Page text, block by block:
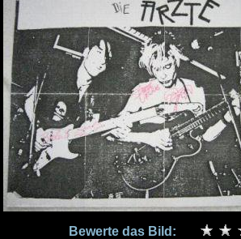
Bewerte das Bild: